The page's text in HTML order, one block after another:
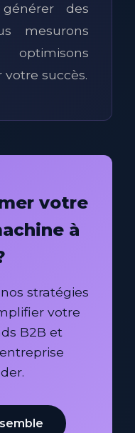
des
mesurons
succès.
votre
à
stratégies
votre
B2B et